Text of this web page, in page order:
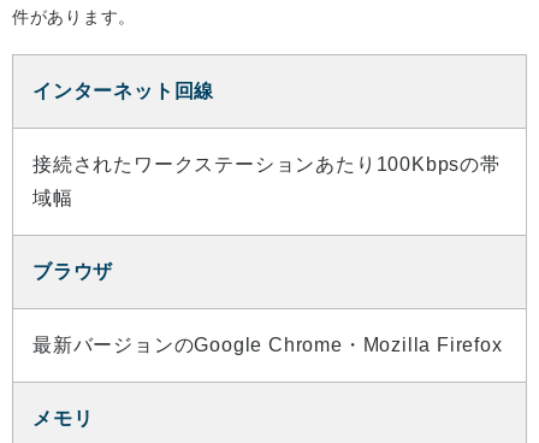
件があります。
インターネット回線
接続されたワークステーションあたり100Kbpsの帯
域幅
ブラウザ
最新バージョンのGoogle Chrome・Mozilla Firefox
メモリ